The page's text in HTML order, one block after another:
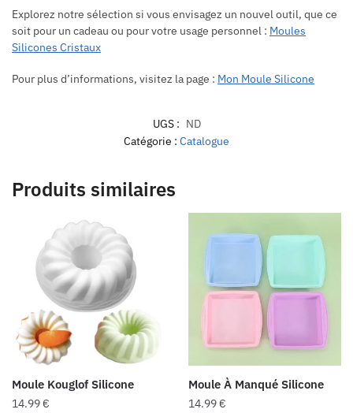
Explorez notre sélection si vous envisagez un nouvel outil, que ce
soit pour un cadeau ou pour votre usage personnel : Moules
Silicones Cristaux
Pour plus d’informations, visitez la page : Mon Moule Silicone
UGS : ND
Catégorie : Catalogue
Produits similaires
Moule Kouglof Silicone
14.99€
Moule À Manqué Silicone
14.99€